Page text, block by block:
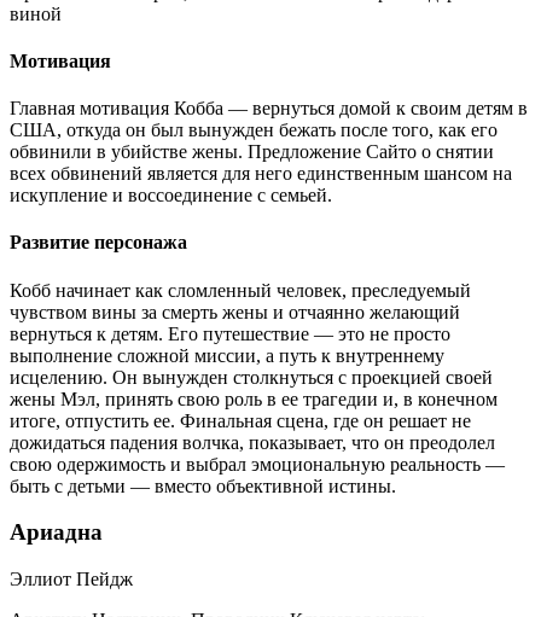
виной
Мотивация
Главная мотивация Кобба — вернуться домой к своим детям в
США, откуда он был вынужден бежать после того, как его
обвинили в убийстве жены. Предложение Сайто о снятии
всех обвинений является для него единственным шансом на
искупление и воссоединение с семьей.
Развитие персонажа
Кобб начинает как сломленный человек, преследуемый
чувством вины за смерть жены и отчаянно желающий
вернуться к детям. Его путешествие — это не просто
выполнение сложной миссии, а путь к внутреннему
исцелению. Он вынужден столкнуться с проекцией своей
жены Мэл, принять свою роль в ее трагедии и, в конечном
итоге, отпустить ее. Финальная сцена, где он решает не
дожидаться падения волчка, показывает, что он преодолел
свою одержимость и выбрал эмоциональную реальность —
быть с детьми — вместо объективной истины.
Ариадна
Эллиот Пейдж